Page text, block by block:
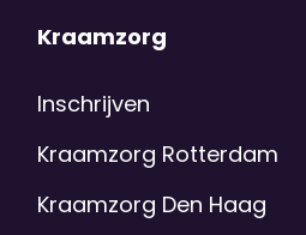
Kraamzorg
Inschrijven
Kraamzorg Rotterdam
Kraamzorg Den Haag